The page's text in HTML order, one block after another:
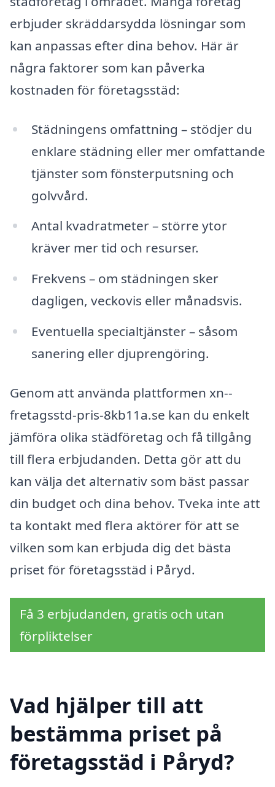
erbjuder skräddarsydda lösningar som
kan anpassas efter dina behov. Här är
några faktorer som kan påverka
kostnaden för företagsstäd:
Städningens omfattning – stödjer du
enklare städning eller mer omfattande
tjänster som fönsterputsning och
golvvård.
Antal kvadratmeter – större ytor
kräver mer tid och resurser.
Frekvens – om städningen sker
dagligen, veckovis eller månadsvis.
Eventuella specialtjänster – såsom
sanering eller djuprengöring.
Genom att använda plattformen xn--
fretagsstd-pris-8kb11a.se kan du enkelt
jämföra olika städföretag och få tillgång
till flera erbjudanden. Detta gör att du
kan välja det alternativ som bäst passar
din budget och dina behov. Tveka inte att
ta kontakt med flera aktörer för att se
vilken som kan erbjuda dig det bästa
priset för företagsstäd i Påryd.
Få 3 erbjudanden, gratis och utan
förpliktelser
Vad hjälper till att
bestämma priset på
företagsstäd i Påryd?